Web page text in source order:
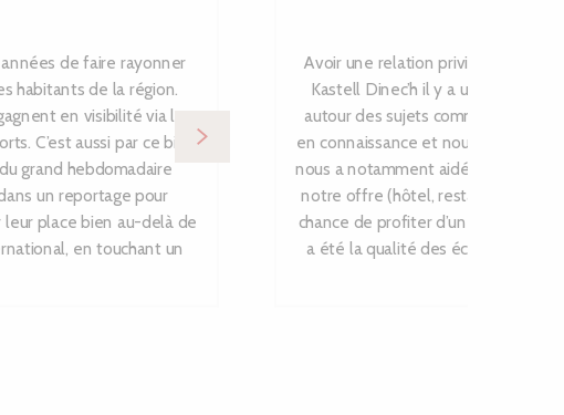
de faire rayonner
habitants de la région.
en visibilité via leur
C’est aussi par ce biais
grand hebdomadaire
un reportage pour
place bien au-delà de
en touchant un
Avoir une relation privilégiée avec
Kastell Dinec’h il y a un an et
autour des sujets comme la
en connaissance et nous a aiguillé
nous a notamment aidé à
notre offre (hôtel, restaurant,
chance de profiter d’un grand
a été la qualité des échanges